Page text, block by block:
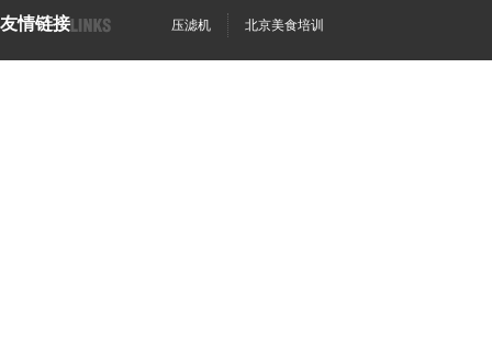
友情链接 压滤机 北京美食培训